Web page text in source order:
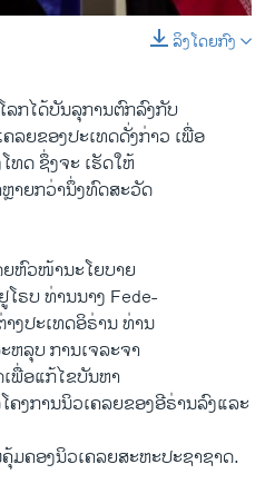
SHARE
ລິງໂດຍກົງ
ລກໄດ້ບັນລຸການຕົກລົງກັບ
ລຍຂອງປະເທດດັ່ງກ່າວ ເພື່ອ
ທດ ຊຶ່ງຈະ ເຮັດໃຫ້
າຍກວ່ານຶ່ງທົດສະວັດ
ຫົວໜ້ານະ​ໂຍບາຍ
ຣບ ທ່ານນາງ Fede-
ງປະ​ເທດອິຣ່ານ ທ່ານ
ຫລຸບ ການເຈລະຈາ
ພື່ອແກ້ໄຂບັນຫາ
ງການນິວເຄລຍຂອງອີຣ່ານລົງແລະ
ມຄອງນິວເຄລຍສະຫະປະຊາຊາດ.
EMBED
Iran, World Powers Reach Nuclear Deal